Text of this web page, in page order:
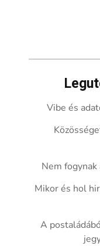
Vibe és
Nem
Mikor és hol
A